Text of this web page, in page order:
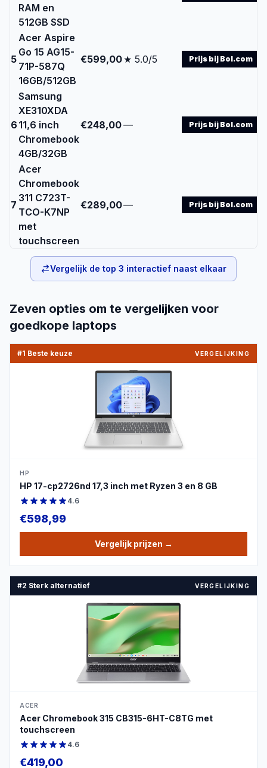
RAM en
512GB SSD
5
Acer Aspire
Go 15 AG15-
71P-587Q
16GB/512GB
€599,00★ 5.0/5 Prijs bij Bol.com
6
Samsung
XE310XDA
11,6 inch
Chromebook
4GB/32GB
€248,00— Prijs bij Bol.com
7
Acer
Chromebook
311 C723T-
TCO-K7NP
met
touchscreen
€289,00— Prijs bij Bol.com
Vergelijk de top 3 interactief naast elkaar
Zeven opties om te vergelijken voor
goedkope laptops
#1 Beste keuze VERGELIJKING
PRODUCTBEELD
HP
HP 17-cp2726nd 17,3 inch met Ryzen 3 en 8 GB
4.6
€598,99
Vergelijk prijzen →
#2 Sterk alternatief VERGELIJKING
PRODUCTBEELD
ACER
Acer Chromebook 315 CB315-6HT-C8TG met
touchscreen
4.6
€419,00